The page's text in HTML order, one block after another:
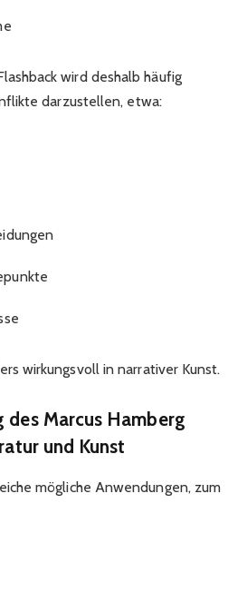
wird deshalb häufig
darzustellen, etwa:
wirkungsvoll in narrativer Kunst.
des Marcus Hamberg
und Kunst
mögliche Anwendungen, zum